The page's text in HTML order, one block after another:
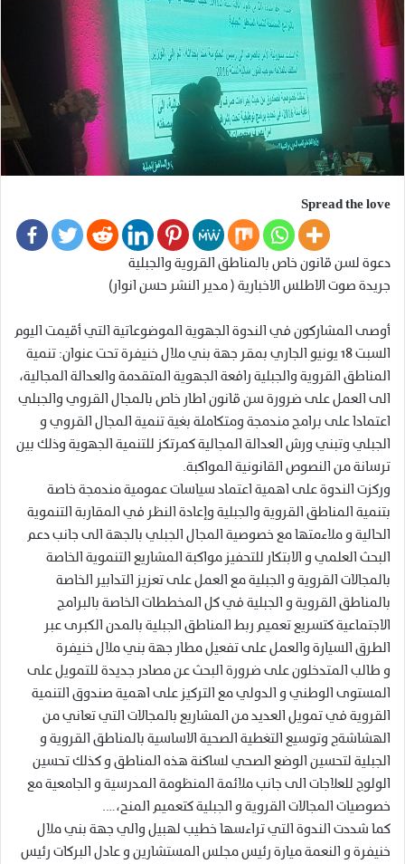
Spread the love
دعوة لسن قانون خاص بالمناطق القروية والجبلية
جريدة صوت الاطلس الاخبارية ( مدير النشر حسن انوار)
أوصى المشاركون في الندوة الجهوية الموضوعاتية التي أقيمت اليوم
السبت 18 يونيو الجاري بمقر جهة بني ملال خنيفرة تحت عنوان: تنمية
المناطق القروية والجبلية رافعة الجهوية المتقدمة والعدالة المجالية،
الى العمل على ضرورة سن قانون اطار خاص بالمجال القروي والجبلي
اعتمادا على برامج مندمجة ومتكاملة بغية تنمية المجال القروي و
الجبلي وتبني ورش العدالة المجالية كمرتكز للتنمية الجهوية وذلك بين
ترسانة من النصوص القانونية المواكبة.
وركزت الندوة على اهمية اعتماد سياسات عمومية مندمجة خاصة
بتنمية المناطق القروية والجبلية وإعادة النظر في المقاربة التنموية
الحالية و ملاءمتها مع خصوصية المجال الجبلي بالجهة الى جانب دعم
البحث العلمي و الابتكار للتحفيز مواكبة المشاريع التنموية الخاصة
بالمجالات القروية و الجبلية مع العمل على تعزيز التدابير الخاصة
بالمناطق القروية و الجبلية في كل المخططات الخاصة بالبرامج
الاجتماعية كتسريع تعميم ربط المناطق الجبلية بالمدن الكبرى عبر
الطرق السيارة والعمل على تفعيل مطار جهة بني ملال خنيفرة
و طالب المتدخلون على ضرورة البحث عن مصادر جديدة للتمويل على
المستوى الوطني و الدولي مع التركيز على اهمية صندوق التنمية
القروية في تمويل العديد من المشاريع بالمجالات التي تعاني من
الهشاشةج وتوسيع التغطية الصحية الاساسية بالمناطق القروية و
الجبلية لتحسين الوضع الصحي لساكنة هذه المناطق و كذلك تحسين
الولوج للعلاجات الى جانب ملائمة المنظومة المدرسية و الجامعية مع
خصوصيات المجالات القروية و الجبلية كتعميم المنح،….
كما شددت الندوة التي تراءسها خطيب لهبيل والي جهة بني ملال
خنيفرة و النعمة ميارة رئيس مجلس المستشارين و عادل البركات رئيس